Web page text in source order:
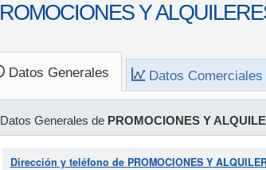
Y
Datos Generales Datos Comerciales
Datos Generales de PROMOCIONES Y
Dirección y teléfono de PROMOCIONES Y